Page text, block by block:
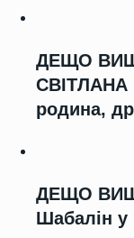
ДЕЩО
родина,
ДЕЩО
Шабалін у